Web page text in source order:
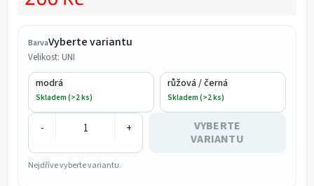
BarvaVyberte variantu
Velikost: UNI
modrá
Skladem (>2 ks)
růžová / černá
Skladem (>2 ks)
- +
VYBERTE
VARIANTU
Nejdříve vyberte variantu.